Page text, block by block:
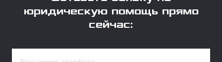
юридическую помощь прямо
сейчас: